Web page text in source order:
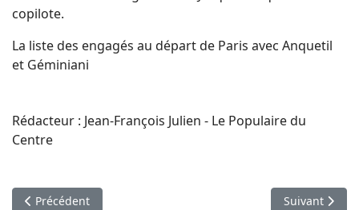
copilote.
La liste des engagés au départ de Paris avec Anquetil
et Géminiani
Rédacteur : Jean-François Julien - Le Populaire du
Centre
Article précédent : Mustang à moteur central
Précédent Article
Suivant